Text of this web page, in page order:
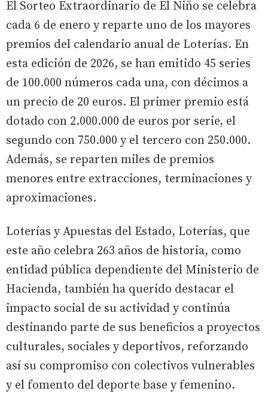
El Sorteo Extraordinario de El Niño se celebra
cada 6 de enero y reparte uno de los mayores
premios del calendario anual de Loterías. En
esta edición de 2026, se han emitido 45 series
de 100.000 números cada una, con décimos a
un precio de 20 euros. El primer premio está
dotado con 2.000.000 de euros por serie, el
segundo con 750.000 y el tercero con 250.000.
Además, se reparten miles de premios
menores entre extracciones, terminaciones y
aproximaciones.
Loterías y Apuestas del Estado, Loterías, que
este año celebra 263 años de historia, como
entidad pública dependiente del Ministerio de
Hacienda, también ha querido destacar el
impacto social de su actividad y continúa
destinando parte de sus beneficios a proyectos
culturales, sociales y deportivos, reforzando
así su compromiso con colectivos vulnerables
y el fomento del deporte base y femenino.